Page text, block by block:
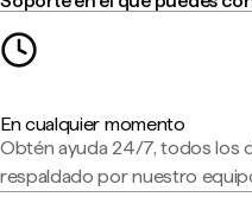
En cualquier momento
Obtén ayuda 24/7, todos los
respaldado por nuestro